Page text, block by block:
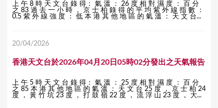
上 午 8 時 天 文 台 錄 得： 氣 溫 ： 26 度 相 對 濕 度 ： 百 分
之 83 過 去 一 小 時 ， 京 士 柏 錄 得 的 平 均 紫 外 線 指 數 ：
0.5 紫 外 線 強 度 ： 低 本 港 其 他 地 區 的 氣 溫 ： 天 文 台...
20/04/2026
香港天文台於2026年04月20日05時02分發出之天氣報告
上 午 5 時 天 文 台 錄 得： 氣 溫 ： 25 度 相 對 濕 度 ： 百 分
之 85 本 港 其 他 地 區 的 氣 溫 ： 天 文 台 25 度 ， 京 士 柏 24
度 ， 黃 竹 坑 23 度 ， 打 鼓 嶺 22 度 ， 流 浮 山 23 度 ， 大...